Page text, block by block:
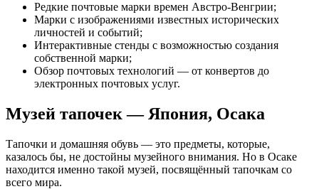
Редкие почтовые марки времен Австро-Венгрии;
Марки с изображениями известных исторических
личностей и событий;
Интерактивные стенды с возможностью создания
собственной марки;
Обзор почтовых технологий — от конвертов до
электронных почтовых услуг.
Музей тапочек — Япония, Осака
Тапочки и домашняя обувь — это предметы, которые,
казалось бы, не достойны музейного внимания. Но в Осаке
находится именно такой музей, посвящённый тапочкам со
всего мира.